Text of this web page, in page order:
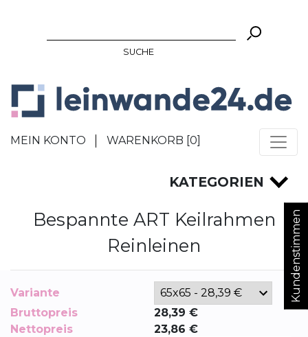
SUCHE
MEIN KONTO WARENKORB [0]
Kundenstimmen
KATEGORIEN
Bespannte ART Keilrahmen
Reinleinen
Variante
Bruttopreis
28,39 €
Nettopreis
23,86 €